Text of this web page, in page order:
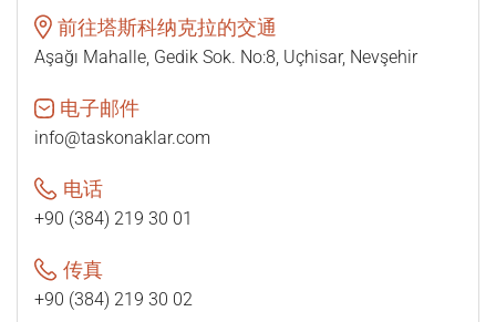
前往塔斯科纳克拉的交通
Aşağı Mahalle, Gedik Sok. No:8, Uçhisar, Nevşehir
电子邮件
info@taskonaklar.com
电话
+90 (384) 219 30 01
传真
+90 (384) 219 30 02